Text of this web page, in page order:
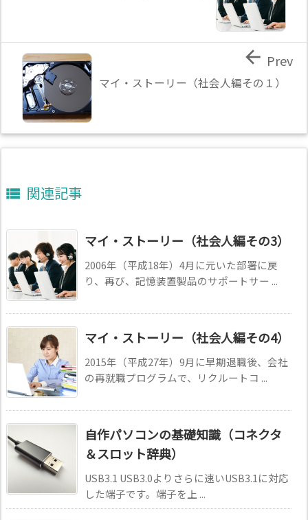
マイ・ストーリー（社会人編その１）
 Prev
 関連記事
マイ・ストーリー（社会人編その3）
2006年（平成18年）4月に元いた部署に戻
り、再び、記憶装置製品のサポートサー ...
マイ・ストーリー（社会人編その4）
2015年（平成27年）9月に早期退職後、会社
の再就職プログラムで、リクルートコ ...
自作パソコンの基礎知識（コネクタ
＆スロット辞典）
USB3.1 USB3.0よりさらに速いUSB3.1に対応
した端子です。端子を上 ...